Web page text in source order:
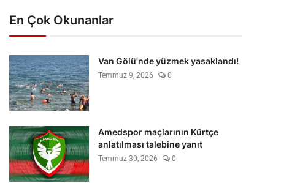
En Çok Okunanlar
Van Gölü'nde yüzmek yasaklandı!
Temmuz 9, 2026 0
Amedspor maçlarının Kürtçe
anlatılması talebine yanıt
Temmuz 30, 2026 0